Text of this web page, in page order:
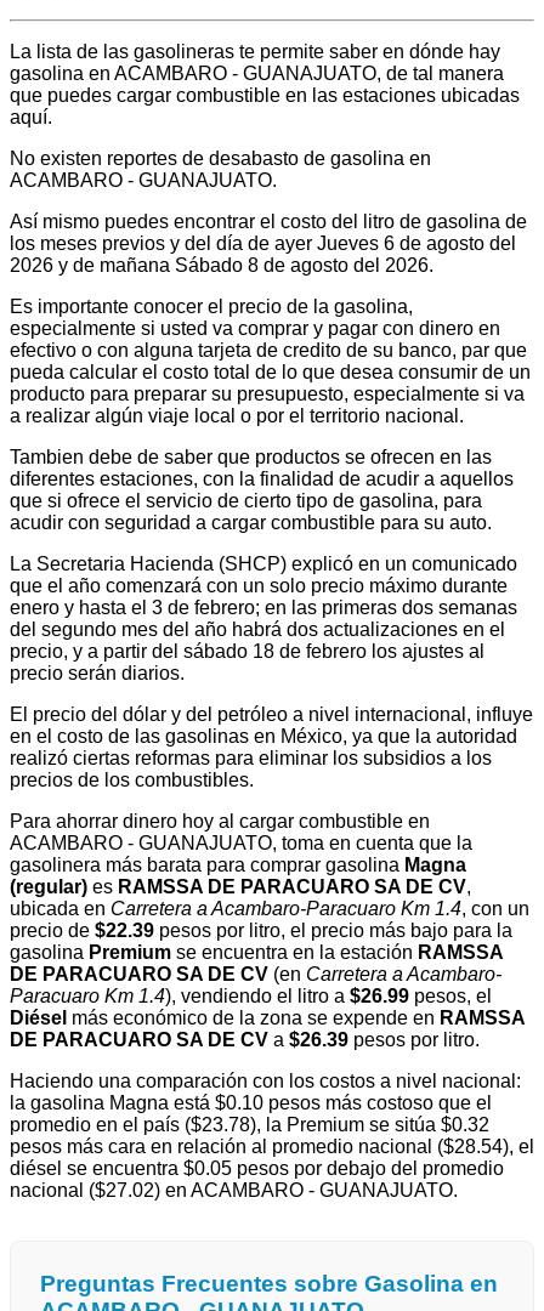
La lista de las gasolineras te permite saber en dónde hay
gasolina en ACAMBARO - GUANAJUATO, de tal manera
que puedes cargar combustible en las estaciones ubicadas
aquí.
No existen reportes de desabasto de gasolina en
ACAMBARO - GUANAJUATO.
Así mismo puedes encontrar el costo del litro de gasolina de
los meses previos y del día de ayer Jueves 6 de agosto del
2026 y de mañana Sábado 8 de agosto del 2026.
Es importante conocer el precio de la gasolina,
especialmente si usted va comprar y pagar con dinero en
efectivo o con alguna tarjeta de credito de su banco, par que
pueda calcular el costo total de lo que desea consumir de un
producto para preparar su presupuesto, especialmente si va
a realizar algún viaje local o por el territorio nacional.
Tambien debe de saber que productos se ofrecen en las
diferentes estaciones, con la finalidad de acudir a aquellos
que si ofrece el servicio de cierto tipo de gasolina, para
acudir con seguridad a cargar combustible para su auto.
La Secretaria Hacienda (SHCP) explicó en un comunicado
que el año comenzará con un solo precio máximo durante
enero y hasta el 3 de febrero; en las primeras dos semanas
del segundo mes del año habrá dos actualizaciones en el
precio, y a partir del sábado 18 de febrero los ajustes al
precio serán diarios.
El precio del dólar y del petróleo a nivel internacional, influye
en el costo de las gasolinas en México, ya que la autoridad
realizó ciertas reformas para eliminar los subsidios a los
precios de los combustibles.
Para ahorrar dinero hoy al cargar combustible en
ACAMBARO - GUANAJUATO, toma en cuenta que la
gasolinera más barata para comprar gasolina Magna
(regular) es RAMSSA DE PARACUARO SA DE CV,
ubicada en Carretera a Acambaro-Paracuaro Km 1.4, con un
precio de $22.39 pesos por litro, el precio más bajo para la
gasolina Premium se encuentra en la estación RAMSSA
DE PARACUARO SA DE CV (en Carretera a Acambaro-
Paracuaro Km 1.4), vendiendo el litro a $26.99 pesos, el
Diésel más económico de la zona se expende en RAMSSA
DE PARACUARO SA DE CV a $26.39 pesos por litro.
Haciendo una comparación con los costos a nivel nacional:
la gasolina Magna está $0.10 pesos más costoso que el
promedio en el país ($23.78), la Premium se sitúa $0.32
pesos más cara en relación al promedio nacional ($28.54), el
diésel se encuentra $0.05 pesos por debajo del promedio
nacional ($27.02) en ACAMBARO - GUANAJUATO.
Preguntas Frecuentes sobre Gasolina en